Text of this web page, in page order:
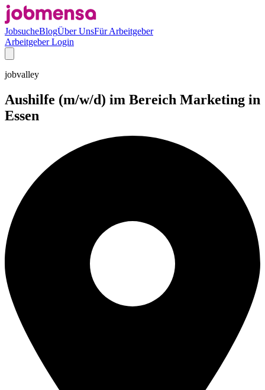
JobsucheBlogÜber UnsFür Arbeitgeber
Arbeitgeber Login
jobvalley
Aushilfe (m/w/d) im Bereich Marketing in
Essen